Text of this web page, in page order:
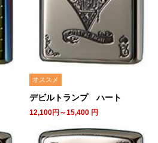
オススメ
デビルトランプ ハート
12,100円～15,400 円